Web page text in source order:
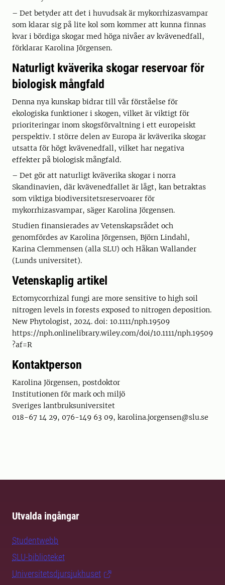
– Det betyder att det i huvudsak är mykorrhizasvampar
som klarar sig på lite kol som kommer att kunna finnas
kvar i bördiga skogar med höga nivåer av kvävenedfall,
förklarar Karolina Jörgensen.
Naturligt kväverika skogar reservoar för
biologisk mångfald
Denna nya kunskap bidrar till vår förståelse för
ekologiska funktioner i skogen, vilket är viktigt för
prioriteringar inom skogsförvaltning i ett europeiskt
perspektiv. I större delen av Europa är kväverika skogar
utsatta för högt kvävenedfall, vilket har negativa
effekter på biologisk mångfald.
– Det gör att naturligt kväverika skogar i norra
Skandinavien, där kvävenedfallet är lågt, kan betraktas
som viktiga biodiversitetsreservoarer för
mykorrhizasvampar, säger Karolina Jörgensen.
Studien finansierades av Vetenskapsrådet och
genomfördes av Karolina Jörgensen, Björn Lindahl,
Karina Clemmensen (alla SLU) och Håkan Wallander
(Lunds universitet).
Vetenskaplig artikel
Ectomycorrhizal fungi are more sensitive to high soil
nitrogen levels in forests exposed to nitrogen deposition.
New Phytologist, 2024. doi: 10.1111/nph.19509
https://nph.onlinelibrary.wiley.com/doi/10.1111/nph.19509
?af=R
Kontaktperson
Karolina Jörgensen, postdoktor
Institutionen för mark och miljö
Sveriges lantbruksuniversitet
018-67 14 29, 076-149 63 09, karolina.jorgensen@slu.se
Utvalda ingångar
Studentwebb
SLU-biblioteket
Universitetsdjursjukhuset